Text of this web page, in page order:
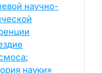
научно-
науки»